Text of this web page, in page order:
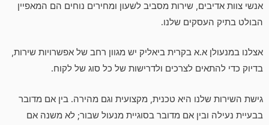
אנשי צוות אדיבים, שירות מסביב לשעון ומחירים נוחים הם המאפיין
הבולט בתיק העסקים שלנו.
אצלנו במנעולן א.א בקרית ביאליק יש מגוון רחב של אפשרויות שירות,
בדיוק כדי להתאים לצרכים ולדרישות של כל סוג של לקוח.
גישת השירות שלנו היא טכנית, מקצועית וגם מהירה. בין אם מדובר
בבעיית נעילה ובין אם מדובר בסוגיית מנעול שבור; לא משנה אם